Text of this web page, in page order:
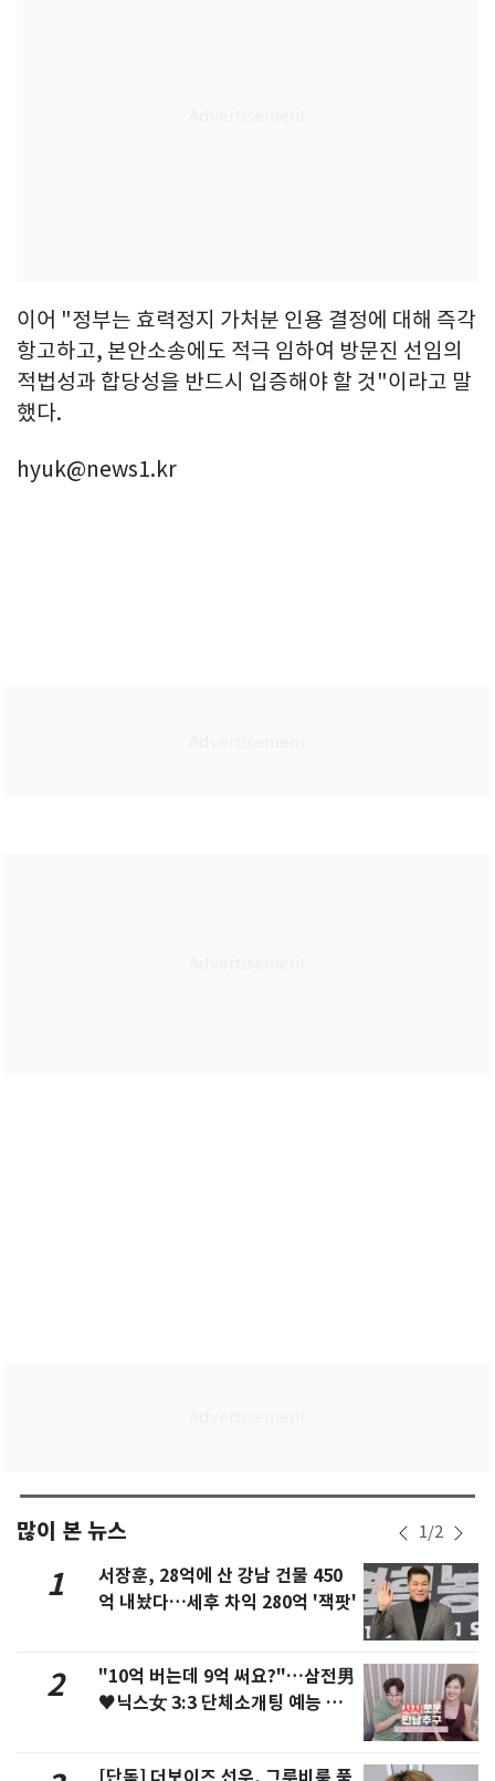
이어 "정부는 효력정지 가처분 인용 결정에 대해 즉각
항고하고, 본안소송에도 적극 임하여 방문진 선임의
적법성과 합당성을 반드시 입증해야 할 것"이라고 말
했다.
hyuk@news1.kr
많이 본 뉴스 1/2
1
서장훈, 28억에 산 강남 건물 450
억 내놨다…세후 차익 280억 '잭팟'
2
"10억 버는데 9억 써요?"…삼전男
♥닉스女 3:3 단체소개팅 예능 화